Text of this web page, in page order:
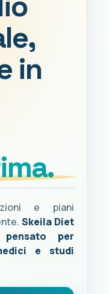
in
e piani
Skeila Diet
per
e studi